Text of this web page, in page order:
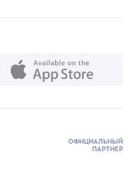
ОФИЦИАЛЬНЫЙ
ПАРТНЕР